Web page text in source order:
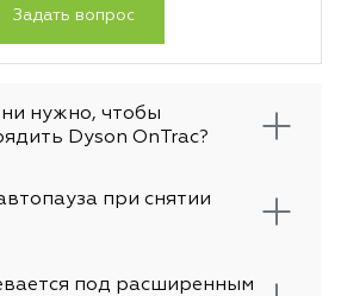
Задать вопрос
нужно, чтобы
Dyson OnTrac?
при снятии
под расширенным